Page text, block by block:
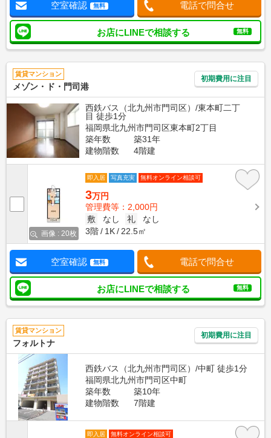
空室確認 無料 電話で問合せ
お店にLINEで相談する 無料
賃貸マンション
メゾン・ド・門司港
初期費用に注目
西鉄バス（北九州市門司区）/東本町二丁
目 徒歩1分
福岡県北九州市門司区東本町2丁目
築年数
築31年
建物階数
4階建
画像 : 20枚
即入居 写真充実 無料オンライン相談可
3万円
管理費等：2,000円
敷
なし 礼
なし
3階
1K 22.5㎡
空室確認 無料 電話で問合せ
お店にLINEで相談する 無料
賃貸マンション
フォルトナ
初期費用に注目
西鉄バス（北九州市門司区）/中町 徒歩1分
福岡県北九州市門司区中町
築年数
築10年
建物階数
7階建
即入居 無料オンライン相談可